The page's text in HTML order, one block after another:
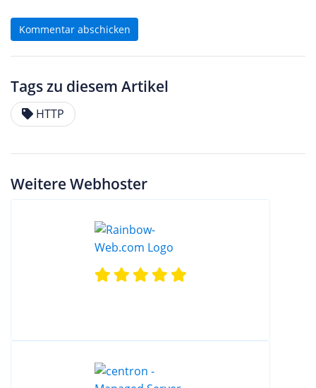
Kommentar abschicken
Tags zu diesem Artikel
HTTP
Weitere Webhoster